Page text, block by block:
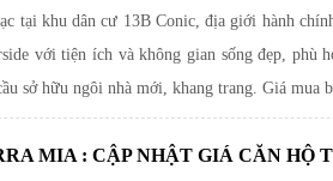
tại khu dân cư 13B Conic, địa giới hành
với tiện ích và không gian sống đẹp, phù
sở hữu ngôi nhà mới, khang trang. Giá mua
MIA : CẬP NHẬT GIÁ CĂN HỘ